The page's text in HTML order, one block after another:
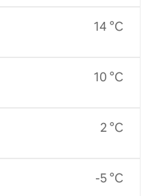
14 °C
10 °C
2 °C
-5 °C